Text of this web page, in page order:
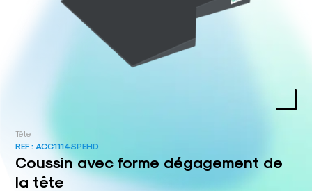
Tête
REF : ACC1114SPEHD
Coussin avec forme dégagement de
la tête